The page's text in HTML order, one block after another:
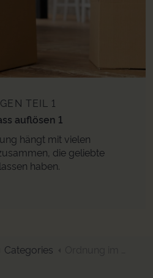
TEIL 1
auflösen 1
hängt mit vielen
die geliebte
haben.
Categories